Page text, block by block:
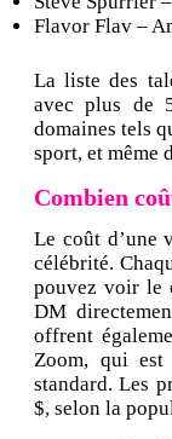
Flavor Flav –
La liste des
avec plus de
domaines tels
sport, et même
Combien
Le coût d’une
célébrité.
pouvez voir le
DM
offrent
Zoom, qui est
standard. Les
$, selon la